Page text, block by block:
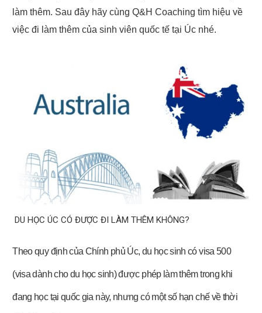
làm thêm. Sau đây hãy cùng Q&H Coaching tìm hiệu về
việc đi làm thêm của sinh viên quốc tế tại Úc nhé.
DU HỌC ÚC CÓ ĐƯỢC ĐI LÀM THÊM KHÔNG?
Theo quy định của Chính phủ Úc, du học sinh có visa 500
(visa dành cho du học sinh) được phép làm thêm trong khi
đang học tại quốc gia này, nhưng có một số hạn chế về thời